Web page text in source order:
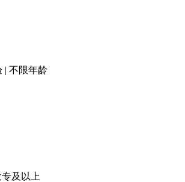
| 不限年龄
及以上